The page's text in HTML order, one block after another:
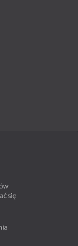
się